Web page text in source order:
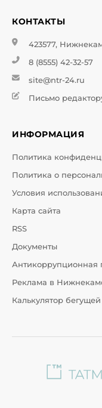
КОНТАКТЫ
423577,
8 (8555) 42-32-57
site@ntr-24.ru
Письмо
ИНФОРМАЦИЯ
Политика
Политика о
Условия
Карта сайта
RSS
Документы
Антикоррупционная
Реклама в
Калькулятор